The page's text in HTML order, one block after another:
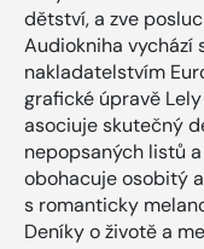
dětství, a zve
Audiokniha vychází
nakladatelstvím
grafické úpravě
asociuje skutečný
nepopsaných listů
obohacuje osobitý
s romanticky
Deníky o životě a